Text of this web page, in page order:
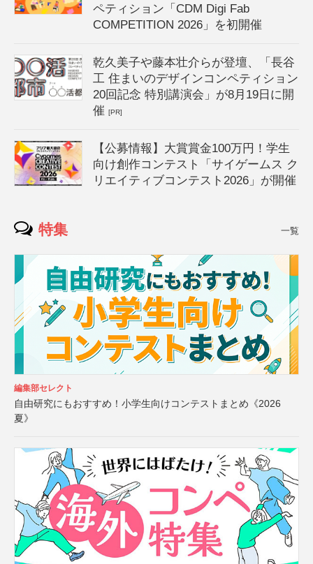
ペティション「CDM Digi Fab
COMPETITION 2026」を初開催
乾久美子や藤本壮介らが登壇、「長谷
工 住まいのデザインコンペティション
20回記念 特別講演会」が8月19日に開
催[PR]
【公募情報】大賞賞金100万円！学生
向け創作コンテスト「サイゲームス ク
リエイティブコンテスト2026」が開催
特集 一覧
編集部セレクト
自由研究にもおすすめ！小学生向けコンテストまとめ《2026
夏》